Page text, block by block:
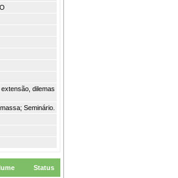
dilemas
Seminário.
Status